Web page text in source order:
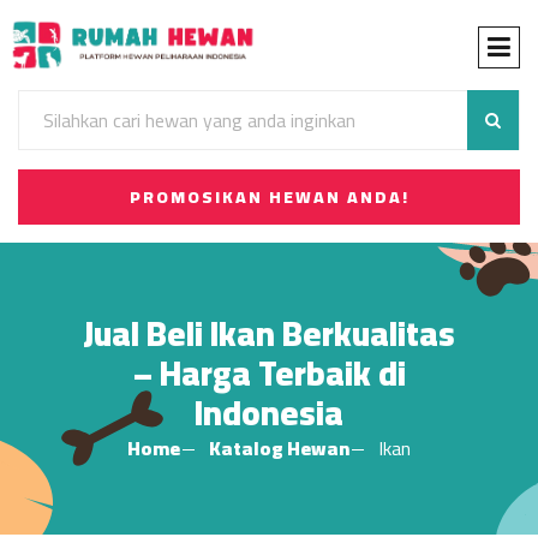
PROMOSIKAN HEWAN ANDA!
Jual Beli Ikan Berkualitas
– Harga Terbaik di
Indonesia
Home Katalog Hewan Ikan